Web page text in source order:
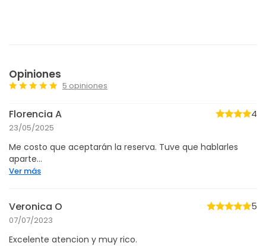
Opiniones
5 opiniones
Florencia A
23/05/2025
4
Me costo que aceptarán la reserva. Tuve que hablarles
aparte...
Ver más
Veronica O
07/07/2023
5
Excelente atencion y muy rico.